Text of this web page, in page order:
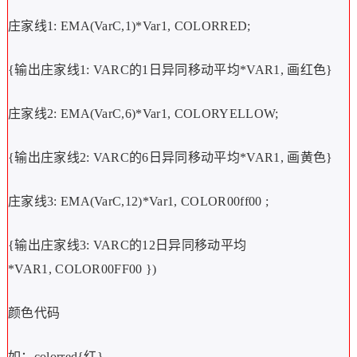
庄家线1: EMA(VarC,1)*Var1, COLORRED;
{输出庄家线1: VARC的1日异同移动平均*VAR1, 画红色}
庄家线2: EMA(VarC,6)*Var1, COLORYELLOW;
{输出庄家线2: VARC的6日异同移动平均*VAR1, 画黄色}
庄家线3: EMA(VarC,12)*Var1, COLOR00ff00 ;
{输出庄家线3: VARC的12日异同移动平均
*VAR1,COLOR00FF00 })
颜色代码